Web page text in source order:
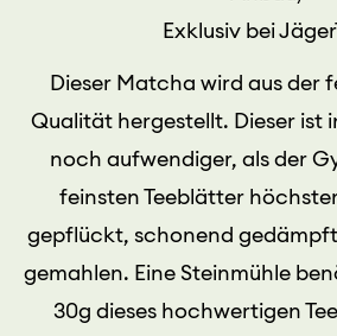
Exklusiv bei
Dieser Matcha wird aus der
Qualität hergestellt. Dieser ist
noch aufwendiger, als der
feinsten Teeblätter
gepflückt, schonend
gemahlen. Eine Steinmühle
30g dieses hochwertigen